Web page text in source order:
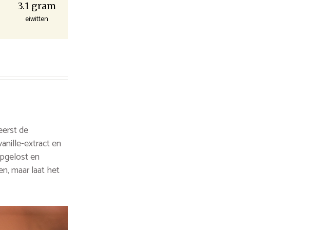
3.1 gram
eiwitten
de
extract en
en
maar laat het